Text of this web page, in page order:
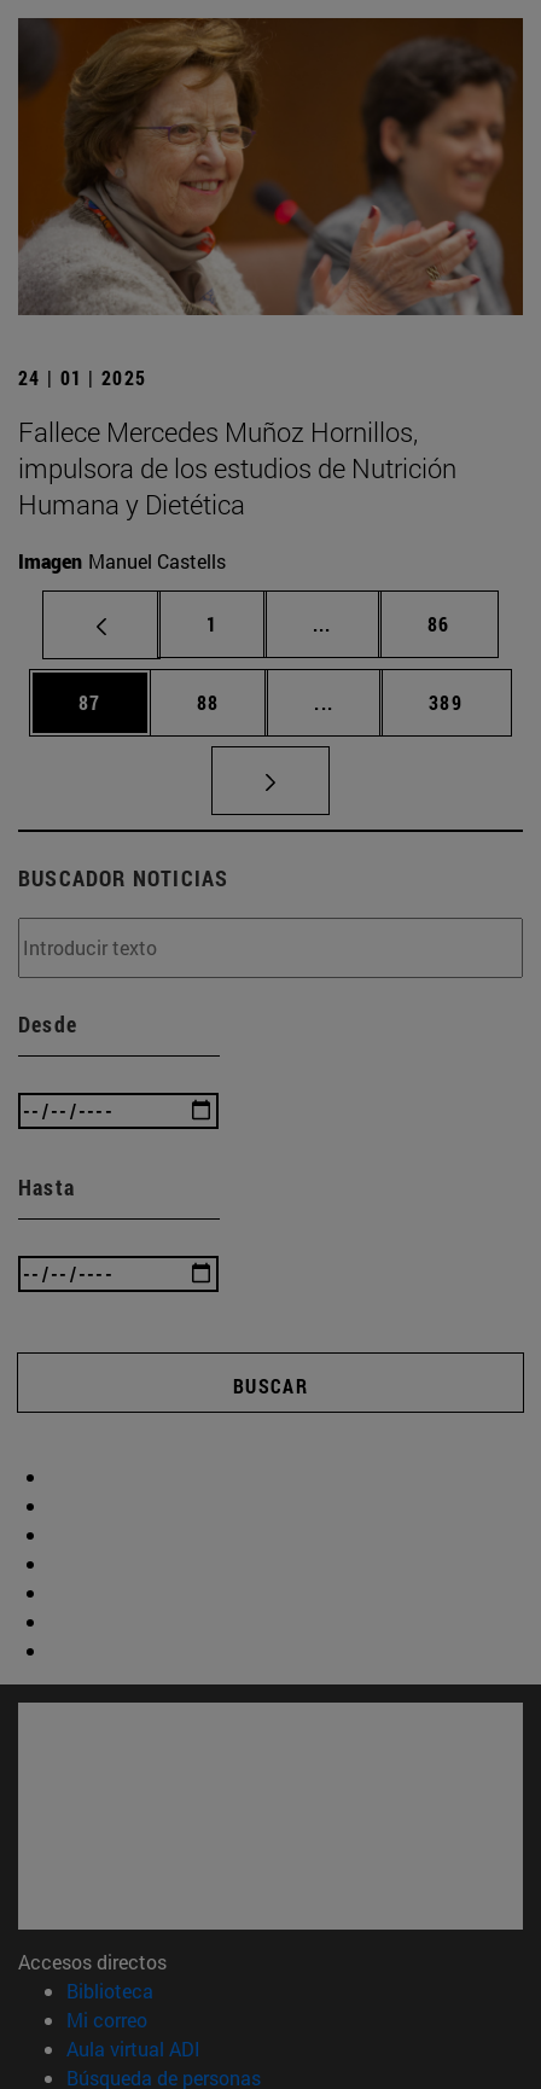
24 | 01 | 2025
Fallece Mercedes Muñoz Hornillos,
impulsora de los estudios de Nutrición
Humana y Dietética
Imagen Manuel Castells
Página
1 ... Páginas intermedias
Página
86
Página
87 Página
88 ... Páginas intermedias
Página
389
BUSCADOR NOTICIAS
Desde
Hasta
BUSCAR
Accesos directos
Biblioteca
Mi correo(abre en nueva ventana)
Aula virtual ADI
Búsqueda de personas(abre en nueva ventana)